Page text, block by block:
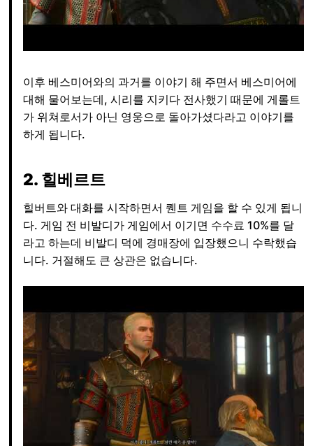
이후 베스미어와의 과거를 이야기 해 주면서 베스미어에
대해 물어보는데, 시리를 지키다 전사했기 때문에 게롤트
가 위쳐로서가 아닌 영웅으로 돌아가셨다라고 이야기를
하게 됩니다.
2. 힐베르트
힐버트와 대화를 시작하면서 퀜트 게임을 할 수 있게 됩니
다. 게임 전 비발디가 게임에서 이기면 수수료 10%를 달
라고 하는데 비발디 덕에 경매장에 입장했으니 수락했습
니다. 거절해도 큰 상관은 없습니다.